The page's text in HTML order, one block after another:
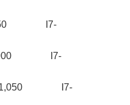
9,050 I7-
9,900 I7-
11,050 I7-